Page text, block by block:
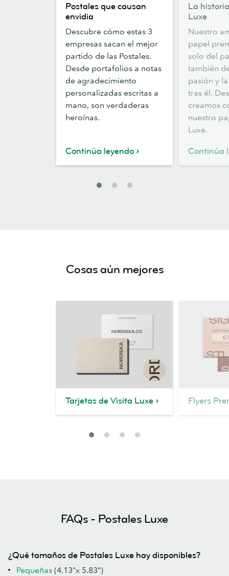
que
causan
envidia
Postales que causan
envidia
Descubre cómo estas 3
empresas sacan el mejor
partido de las Postales.
Desde portafolios a notas
de agradecimiento
personalizadas escritas a
mano, son verdaderas
heroínas.
Continúa leyendo
historia
tras
papel
Luxe
La
Luxe
Nuestro
papel
solo del
también
pasión y
tras él.
creamos
nuestro
Luxe.
Continúa
Cosas aún mejores
Tarjetas de Visita Luxe Flyers
FAQs - Postales Luxe
¿Qué tamaños de Postales Luxe hay disponibles?
Pequeñas (4.13"x 5.83")